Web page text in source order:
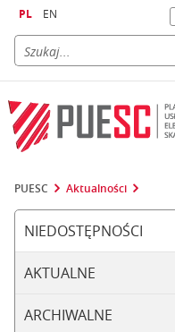
PL EN
PUESC Aktualności
NIEDOSTĘPNOŚCI
AKTUALNE
ARCHIWALNE